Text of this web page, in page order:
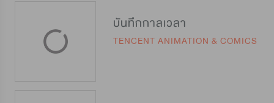
บันทึกกาลเวลา
TENCENT ANIMATION & COMICS